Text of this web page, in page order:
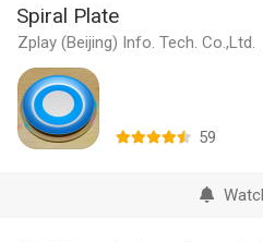
Spiral Plate
Zplay (Beijing) Info. Tech. Co.,Ltd.
59